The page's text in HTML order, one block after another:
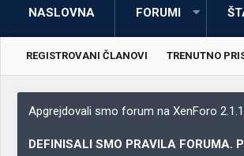
NASLOVNA FORUMI
REGISTROVANI ČLANOVI TRENUTNO
Apgrejdovali smo forum na XenForo
DEFINISALI SMO PRAVILA